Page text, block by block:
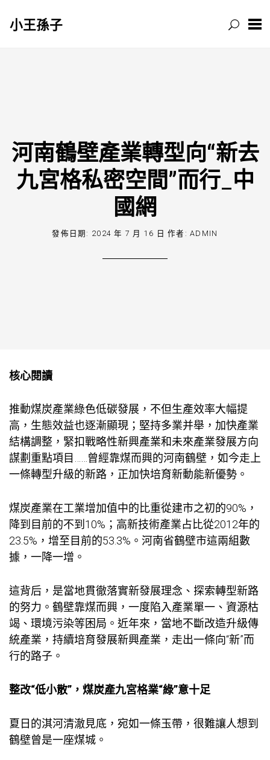
小王孫子
河南鶴壁產業轉型向“新去
九宮格私密空間”而行_中
國網
發佈日期: 2024 年 7 月 16 日 作者:ADMIN
核心閱讀
推動煤炭產業綠色低碳發展，不但生產效率大幅提
高，生態效益也逐漸顯現；堅持多業并舉，加快產業
結構調整，緊扣戰略性新興產業和未來產業發展方向
謀劃重點項目……曾經靠煤而興的河南鶴壁，如今走上
一條轉型升級的新路，正加快培育新動能新優勢。
煤炭產業在工業增加值中的比重從建市之初的90%，
降到目前的不到10%；高新技術產業占比從2012年的
23.5%，增至目前的53.3%。河南省鶴壁市這兩組數
據，一降一增。
這背后，是當地貫徹落實新發展理念、探索轉型新路
的努力。鶴壁靠煤而興，一度陷入產業單一、資源枯
竭、環境污染等困局。近年來，當地不斷改造升級傳
統產業，持續培育發展新興產業，走出一條向“新”而
行的路子。
整改“低小散”，煤炭產九宮格業“綠”意十足
夏日的淇河清澈見底，宛如一條玉帶，很難讓人想到
鶴壁曾是一座煤城。